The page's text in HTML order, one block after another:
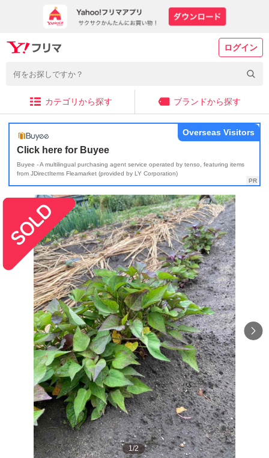
ログイン
カテゴリから探す ブランドから探す
Click here for Buyee
Buyee - A multilingual purchasing agent service operated by tenso, featuring items
from JDirectItems Fleamarket (provided by LY Corporation)
Overseas Visitors
1/2